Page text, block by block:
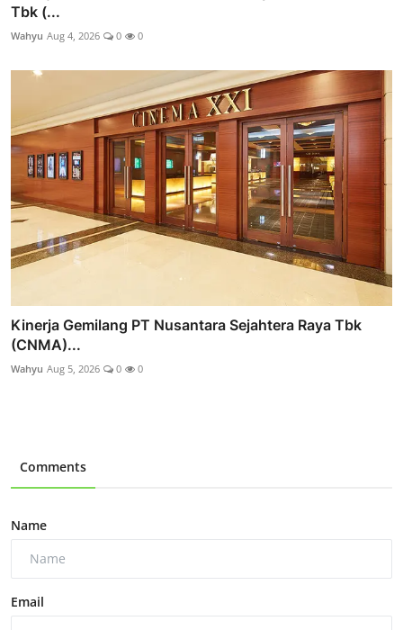
Tbk (...
Wahyu Aug 4, 2026 0 0
Kinerja Gemilang PT Nusantara Sejahtera Raya Tbk
(CNMA)...
Wahyu Aug 5, 2026 0 0
Comments
Name
Email